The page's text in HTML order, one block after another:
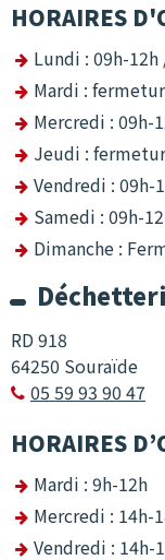
HORAIRES
Lundi : 09h-12h
Mardi :
Mercredi : 09h-
Jeudi :
Vendredi : 09h-
Samedi : 09h-
Dimanche :
RD 918
64250 Souraïde
 05 59 93 90 47
HORAIRES
Mardi : 9h-12h
Mercredi : 14h-
Vendredi : 14h-